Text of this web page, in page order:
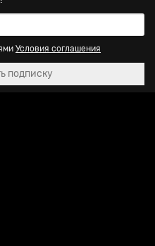
Условия соглашения
подписку